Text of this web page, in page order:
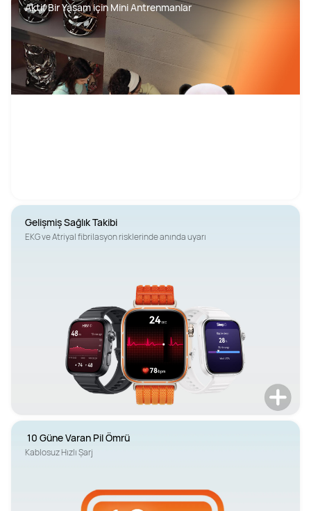
Aktif Bir Yaşam için Mini Antrenmanlar
EKG ve Atriyal fibrilasyon risklerinde anında uyarı
10 Güne Varan Pil Ömrü
Kablosuz Hızlı Şarj